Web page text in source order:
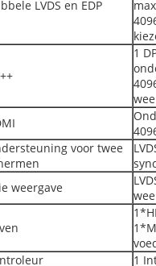
LVDS en EDP
1
voor twee
weergave
1